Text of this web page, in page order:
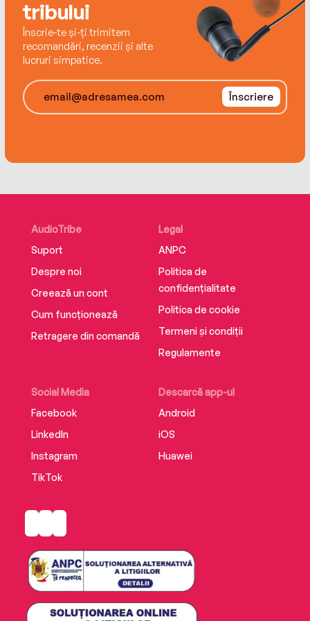
tribului
Înscrie-te și-ți trimitem
recomandări, recenzii și alte
lucruri simpatice.
Înscriere
AudioTribe
Suport
Despre noi
Creează un cont
Cum funcționează
Retragere din comandă
Social Media
Facebook
LinkedIn
Instagram
TikTok
Descarcă app-ul
Android
iOS
Huawei
Legal
ANPC
Politica de
confidențialitate
Politica de cookie
Termeni și condiții
Regulamente